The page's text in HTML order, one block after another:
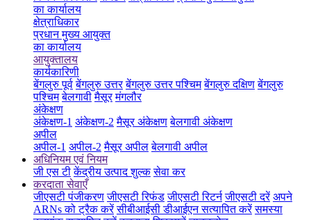
का कार्यालय
क्षेत्राधिकार
प्रधान मुख्य आयुक्त
का कार्यालय
आयुक्तालय
कार्यकारिणी
बेंगलुरु पूर्व बेंगलुरु उत्तर बेंगलुरु उत्तर पश्चिम बेंगलुरु दक्षिण बेंगलुरु
पश्चिम बेलगावी मैसूर मंगलौर
अंकेक्षण
अंकेक्षण-1 अंकेक्षण-2 मैसूर अंकेक्षण बेलगावी अंकेक्षण
अपील
अपील-1 अपील-2 मैसूर अपील बेलगावी अपील
अधिनियम एवं नियम
जी एस टी केंद्रीय उत्पाद शुल्क सेवा कर
करदाता सेवाएँ
जीएसटी पंजीकरण जीएसटी रिफंड जीएसटी रिटर्न जीएसटी दरें अपने
ARNs को ट्रैक करें सीबीआईसी डीआईएन सत्यापित करें समस्या